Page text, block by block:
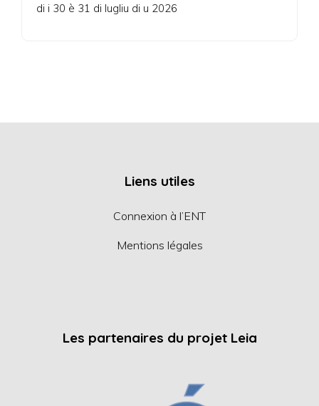
di i 30 è 31 di lugliu di u 2026
Liens utiles
Connexion à l’ENT
Mentions légales
Les partenaires du projet Leia